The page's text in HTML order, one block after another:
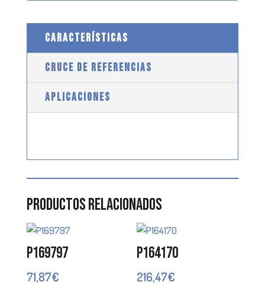
CARACTERÍSTICAS
CRUCE DE REFERENCIAS
APLICACIONES
Productos relacionados
P169797
71,87€
P164170
216,47€